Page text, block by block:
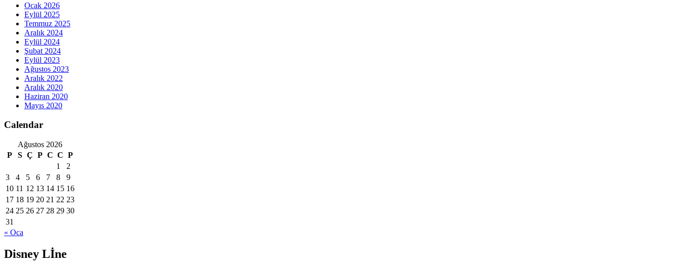
Ocak 2026
Eylül 2025
Temmuz 2025
Aralık 2024
Eylül 2024
Şubat 2024
Eylül 2023
Ağustos 2023
Aralık 2022
Aralık 2020
Haziran 2020
Mayıs 2020
Calendar
Ağustos 2026
P
S Ç P C C P
1
2
3
4 5 6 7 8
9
10 11 12 13 14 15 16
17 18 19 20 21 22 23
24 25 26 27 28 29 30
31
« Oca
Disney Lİne